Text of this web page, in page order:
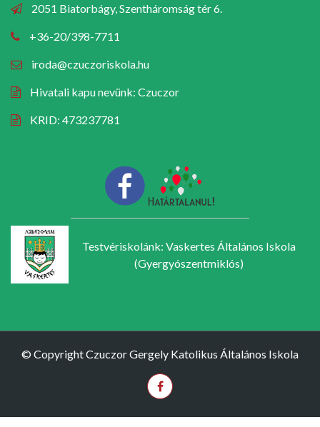
2051 Biatorbágy, Szentháromság tér 6.
+36-20/398-7711
iroda@czuczoriskola.hu
Hivatali kapu nevünk: Czuczor
KRID: 473237781
Testvériskolánk: Vaskertes Általános Iskola
(Gyergyószentmiklós)
© Copyright Czuczor Gergely Katolikus Általános Iskola